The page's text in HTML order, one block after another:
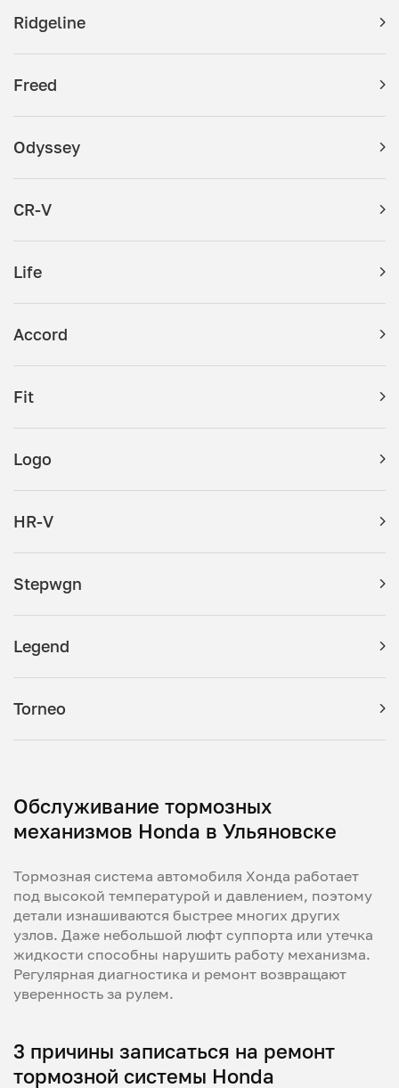
Ridgeline
Freed
Odyssey
CR-V
Life
Accord
Fit
Logo
HR-V
Stepwgn
Legend
Torneo
Обслуживание тормозных
механизмов Honda в Ульяновске
Тормозная система автомобиля Хонда работает
под высокой температурой и давлением, поэтому
детали изнашиваются быстрее многих других
узлов. Даже небольшой люфт суппорта или утечка
жидкости способны нарушить работу механизма.
Регулярная диагностика и ремонт возвращают
уверенность за рулем.
3 причины записаться на ремонт
тормозной системы Honda